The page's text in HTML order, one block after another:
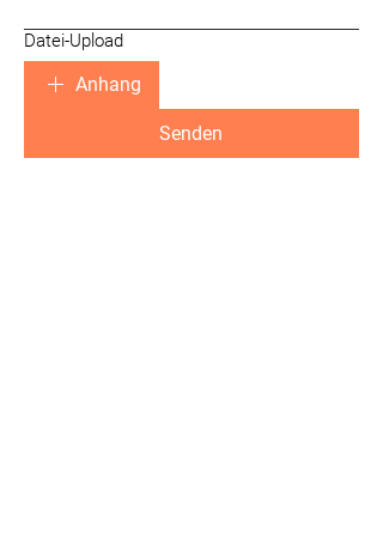
Datei-Upload
Anhang
Senden